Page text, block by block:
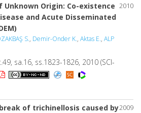
2010
Unknown Origin: Co-existence
and Acute Disseminated
S., Demir-Onder K., Aktas E., ALP
sa.16, ss.1823-1826, 2010 (SCI-
2009
of trichinellosis caused by